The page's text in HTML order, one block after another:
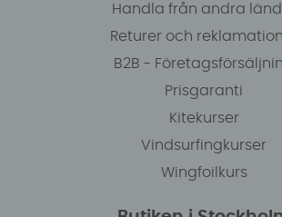
Handla från andra
Returer och
B2B -
Prisgaranti
Kitekurser
Vindsurfingkurser
Wingfoilkurs